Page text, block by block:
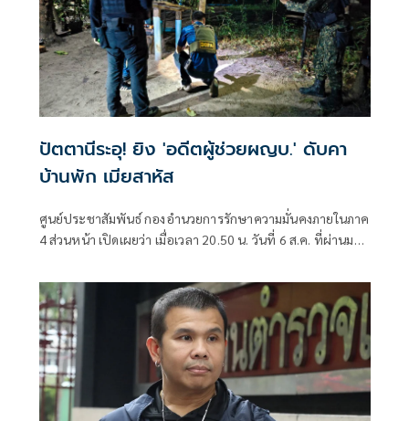
ปัตตานีระอุ! ยิง 'อดีตผู้ช่วยผญบ.' ดับคา
บ้านพัก เมียสาหัส
ศูนย์ประชาสัมพันธ์ กองอำนวยการรักษาความมั่นคงภายในภาค
4 ส่วนหน้า เปิดเผยว่า เมื่อเวลา 20.50 น. วันที่ 6 ส.ค. ที่ผ่านมา
อาแว อดีตผู้ช่วยผู้ใหญ่บ้านหมู่ที่ 5